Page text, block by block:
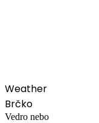
Weather
Brčko
Vedro nebo